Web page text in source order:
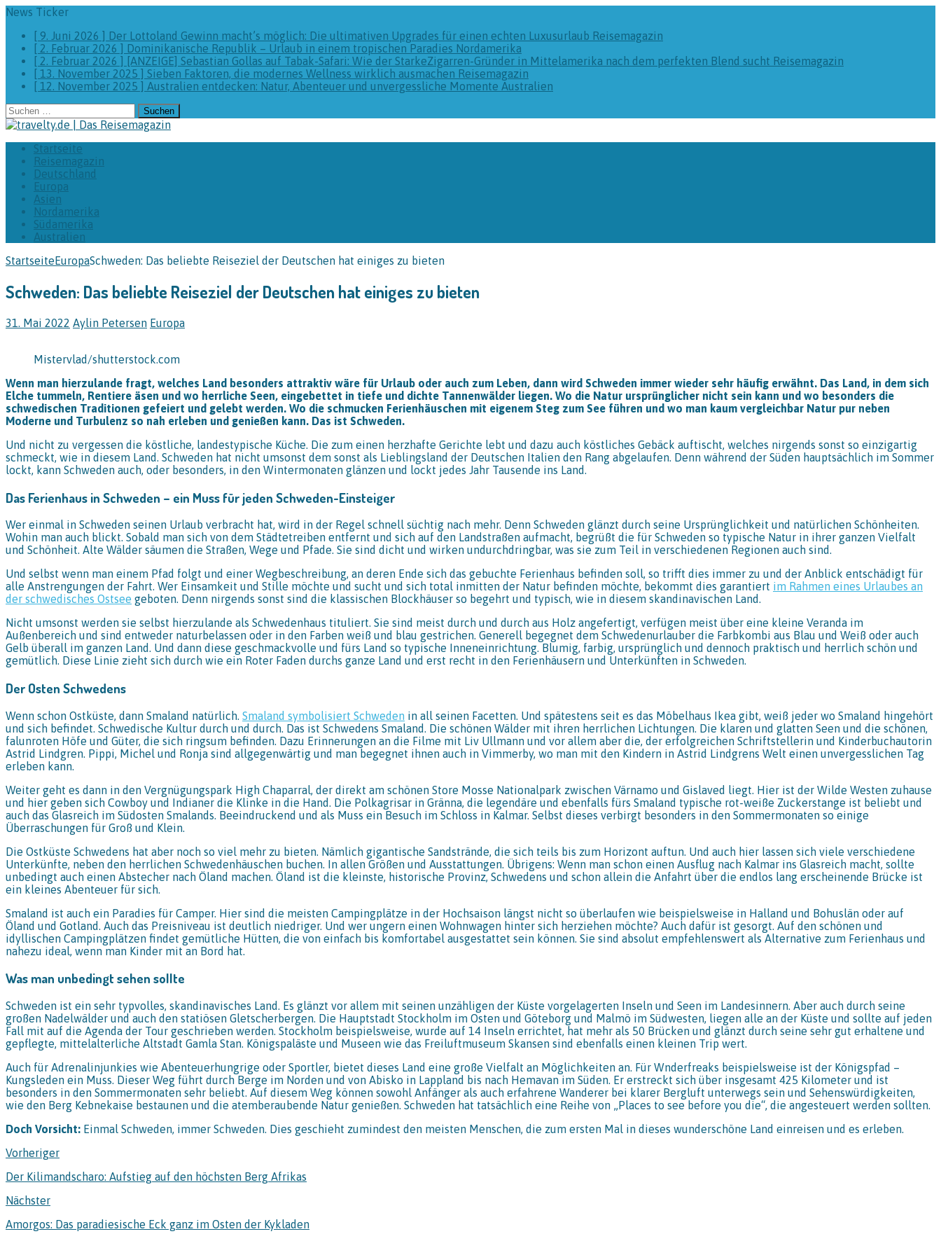
News Ticker
[ 9. Juni 2026 ] Der Lottoland Gewinn macht’s möglich: Die ultimativen Upgrades für einen echten Luxusurlaub Reisemagazin
[ 2. Februar 2026 ] Dominikanische Republik – Urlaub in einem tropischen Paradies Nordamerika
[ 2. Februar 2026 ] [ANZEIGE] Sebastian Gollas auf Tabak-Safari: Wie der StarkeZigarren-Gründer in Mittelamerika nach dem perfekten Blend sucht Reisemagazin
[ 13. November 2025 ] Sieben Faktoren, die modernes Wellness wirklich ausmachen Reisemagazin
[ 12. November 2025 ] Australien entdecken: Natur, Abenteuer und unvergessliche Momente Australien
Suchen
nach:
Startseite
Reisemagazin
Deutschland
Europa
Asien
Nordamerika
Südamerika
Australien
StartseiteEuropaSchweden: Das beliebte Reiseziel der Deutschen hat einiges zu bieten
Schweden: Das beliebte Reiseziel der Deutschen hat einiges zu bieten
31. Mai 2022 Aylin Petersen Europa
Mistervlad/shutterstock.com
Wenn man hierzulande fragt, welches Land besonders attraktiv wäre für Urlaub oder auch zum Leben, dann wird Schweden immer wieder sehr häufig erwähnt. Das Land, in dem sich
Elche tummeln, Rentiere äsen und wo herrliche Seen, eingebettet in tiefe und dichte Tannenwälder liegen. Wo die Natur ursprünglicher nicht sein kann und wo besonders die
schwedischen Traditionen gefeiert und gelebt werden. Wo die schmucken Ferienhäuschen mit eigenem Steg zum See führen und wo man kaum vergleichbar Natur pur neben
Moderne und Turbulenz so nah erleben und genießen kann. Das ist Schweden.
Und nicht zu vergessen die köstliche, landestypische Küche. Die zum einen herzhafte Gerichte lebt und dazu auch köstliches Gebäck auftischt, welches nirgends sonst so einzigartig
schmeckt, wie in diesem Land. Schweden hat nicht umsonst dem sonst als Lieblingsland der Deutschen Italien den Rang abgelaufen. Denn während der Süden hauptsächlich im Sommer
lockt, kann Schweden auch, oder besonders, in den Wintermonaten glänzen und lockt jedes Jahr Tausende ins Land.
Das Ferienhaus in Schweden – ein Muss für jeden Schweden-Einsteiger
Wer einmal in Schweden seinen Urlaub verbracht hat, wird in der Regel schnell süchtig nach mehr. Denn Schweden glänzt durch seine Ursprünglichkeit und natürlichen Schönheiten.
Wohin man auch blickt. Sobald man sich von dem Städtetreiben entfernt und sich auf den Landstraßen aufmacht, begrüßt die für Schweden so typische Natur in ihrer ganzen Vielfalt
und Schönheit. Alte Wälder säumen die Straßen, Wege und Pfade. Sie sind dicht und wirken undurchdringbar, was sie zum Teil in verschiedenen Regionen auch sind.
Und selbst wenn man einem Pfad folgt und einer Wegbeschreibung, an deren Ende sich das gebuchte Ferienhaus befinden soll, so trifft dies immer zu und der Anblick entschädigt für
alle Anstrengungen der Fahrt. Wer Einsamkeit und Stille möchte und sucht und sich total inmitten der Natur befinden möchte, bekommt dies garantiert im Rahmen eines Urlaubes an
der schwedisches Ostsee geboten. Denn nirgends sonst sind die klassischen Blockhäuser so begehrt und typisch, wie in diesem skandinavischen Land.
Nicht umsonst werden sie selbst hierzulande als Schwedenhaus tituliert. Sie sind meist durch und durch aus Holz angefertigt, verfügen meist über eine kleine Veranda im
Außenbereich und sind entweder naturbelassen oder in den Farben weiß und blau gestrichen. Generell begegnet dem Schwedenurlauber die Farbkombi aus Blau und Weiß oder auch
Gelb überall im ganzen Land. Und dann diese geschmackvolle und fürs Land so typische Inneneinrichtung. Blumig, farbig, ursprünglich und dennoch praktisch und herrlich schön und
gemütlich. Diese Linie zieht sich durch wie ein Roter Faden durchs ganze Land und erst recht in den Ferienhäusern und Unterkünften in Schweden.
Der Osten Schwedens
Wenn schon Ostküste, dann Smaland natürlich. Smaland symbolisiert Schweden in all seinen Facetten. Und spätestens seit es das Möbelhaus Ikea gibt, weiß jeder wo Smaland hingehört
und sich befindet. Schwedische Kultur durch und durch. Das ist Schwedens Smaland. Die schönen Wälder mit ihren herrlichen Lichtungen. Die klaren und glatten Seen und die schönen,
falunroten Höfe und Güter, die sich ringsum befinden. Dazu Erinnerungen an die Filme mit Liv Ullmann und vor allem aber die, der erfolgreichen Schriftstellerin und Kinderbuchautorin
Astrid Lindgren. Pippi, Michel und Ronja sind allgegenwärtig und man begegnet ihnen auch in Vimmerby, wo man mit den Kindern in Astrid Lindgrens Welt einen unvergesslichen Tag
erleben kann.
Weiter geht es dann in den Vergnügungspark High Chaparral, der direkt am schönen Store Mosse Nationalpark zwischen Värnamo und Gislaved liegt. Hier ist der Wilde Westen zuhause
und hier geben sich Cowboy und Indianer die Klinke in die Hand. Die Polkagrisar in Gränna, die legendäre und ebenfalls fürs Smaland typische rot-weiße Zuckerstange ist beliebt und
auch das Glasreich im Südosten Smalands. Beeindruckend und als Muss ein Besuch im Schloss in Kalmar. Selbst dieses verbirgt besonders in den Sommermonaten so einige
Überraschungen für Groß und Klein.
Die Ostküste Schwedens hat aber noch so viel mehr zu bieten. Nämlich gigantische Sandstrände, die sich teils bis zum Horizont auftun. Und auch hier lassen sich viele verschiedene
Unterkünfte, neben den herrlichen Schwedenhäuschen buchen. In allen Größen und Ausstattungen. Übrigens: Wenn man schon einen Ausflug nach Kalmar ins Glasreich macht, sollte
unbedingt auch einen Abstecher nach Öland machen. Öland ist die kleinste, historische Provinz, Schwedens und schon allein die Anfahrt über die endlos lang erscheinende Brücke ist
ein kleines Abenteuer für sich.
Smaland ist auch ein Paradies für Camper. Hier sind die meisten Campingplätze in der Hochsaison längst nicht so überlaufen wie beispielsweise in Halland und Bohuslän oder auf
Öland und Gotland. Auch das Preisniveau ist deutlich niedriger. Und wer ungern einen Wohnwagen hinter sich herziehen möchte? Auch dafür ist gesorgt. Auf den schönen und
idyllischen Campingplätzen findet gemütliche Hütten, die von einfach bis komfortabel ausgestattet sein können. Sie sind absolut empfehlenswert als Alternative zum Ferienhaus und
nahezu ideal, wenn man Kinder mit an Bord hat.
Was man unbedingt sehen sollte
Schweden ist ein sehr typvolles, skandinavisches Land. Es glänzt vor allem mit seinen unzähligen der Küste vorgelagerten Inseln und Seen im Landesinnern. Aber auch durch seine
großen Nadelwälder und auch den statiösen Gletscherbergen. Die Hauptstadt Stockholm im Osten und Göteborg und Malmö im Südwesten, liegen alle an der Küste und sollte auf jeden
Fall mit auf die Agenda der Tour geschrieben werden. Stockholm beispielsweise, wurde auf 14 Inseln errichtet, hat mehr als 50 Brücken und glänzt durch seine sehr gut erhaltene und
gepflegte, mittelalterliche Altstadt Gamla Stan. Königspaläste und Museen wie das Freiluftmuseum Skansen sind ebenfalls einen kleinen Trip wert.
Auch für Adrenalinjunkies wie Abenteuerhungrige oder Sportler, bietet dieses Land eine große Vielfalt an Möglichkeiten an. Für Wnderfreaks beispielsweise ist der Königspfad –
Kungsleden ein Muss. Dieser Weg führt durch Berge im Norden und von Abisko in Lappland bis nach Hemavan im Süden. Er erstreckt sich über insgesamt 425 Kilometer und ist
besonders in den Sommermonaten sehr beliebt. Auf diesem Weg können sowohl Anfänger als auch erfahrene Wanderer bei klarer Bergluft unterwegs sein und Sehenswürdigkeiten,
wie den Berg Kebnekaise bestaunen und die atemberaubende Natur genießen. Schweden hat tatsächlich eine Reihe von „Places to see before you die“, die angesteuert werden sollten.
Doch Vorsicht: Einmal Schweden, immer Schweden. Dies geschieht zumindest den meisten Menschen, die zum ersten Mal in dieses wunderschöne Land einreisen und es erleben.
Vorheriger
Der Kilimandscharo: Aufstieg auf den höchsten Berg Afrikas
Nächster
Amorgos: Das paradiesische Eck ganz im Osten der Kykladen